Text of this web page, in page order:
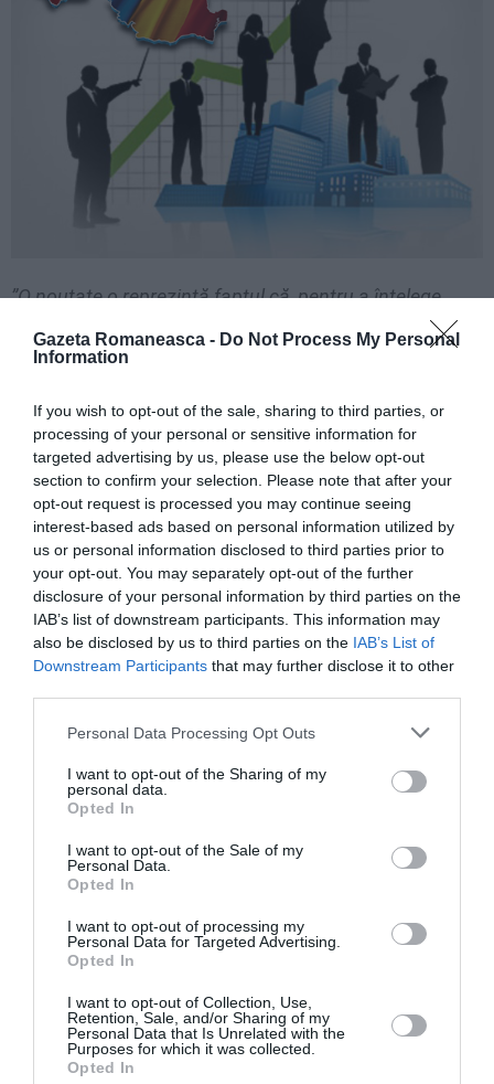
Gazeta Romaneasca - Do Not Process My Personal
Information
If you wish to opt-out of the sale, sharing to third parties, or
processing of your personal or sensitive information for
targeted advertising by us, please use the below opt-out
section to confirm your selection. Please note that after your
opt-out request is processed you may continue seeing
interest-based ads based on personal information utilized by
us or personal information disclosed to third parties prior to
your opt-out. You may separately opt-out of the further
disclosure of your personal information by third parties on the
IAB’s list of downstream participants. This information may
also be disclosed by us to third parties on the IAB’s List of
Downstream Participants that may further disclose it to other
Personal Data Processing Opt Outs
I want to opt-out of the Sharing of my
personal data.
Opted In
I want to opt-out of the Sale of my
Personal Data.
Opted In
I want to opt-out of processing my
Personal Data for Targeted Advertising.
Opted In
I want to opt-out of Collection, Use,
Retention, Sale, and/or Sharing of my
Personal Data that Is Unrelated with the
Purposes for which it was collected.
Opted In
”O noutate o reprezintă faptul că, pentru a înțelege
legăturile românilor din Europa, studiul colectează, în
mod sistematic, date despre relațiile pe care migranții
România și Spania, pentru a înțelege legăturile lor din
Europa. În total, vom solicita participarea a 600 de
persoane la sondaj, atât în România, cât și în Spania.
Datele colectate sunt anonime, astfel încât, grupul de
cercetare nu va păstra informații personale mai mult
decât timpul necesar pentru realizarea contactelor și
pregătirea setului de date. De asemenea, în cadrul
proiectului ORBITS,vor mai fi realizate interviuri
aprofundate în ambele țări pentru a avea o perspectivă
mai bună asupra cauzelor și motivațiilor diferitelor
profesor universitar la Universitatea Autonomă din
Culturală, antropolog economic și specialist în
etnografie și analiza rețelelor sociale personale.
Rezultatele obținute în urma acestui studiu sunt utile
perspectiva politicilor publice. Proiectul poate fi de
interes inclusiv pentru autoritățile publice din